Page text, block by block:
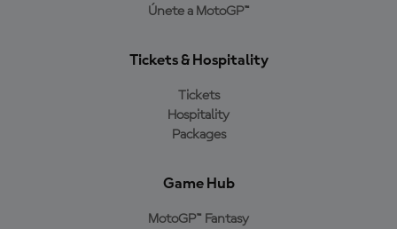
Únete a MotoGP™
Tickets & Hospitality
Tickets
Hospitality
Packages
Game Hub
MotoGP™ Fantasy